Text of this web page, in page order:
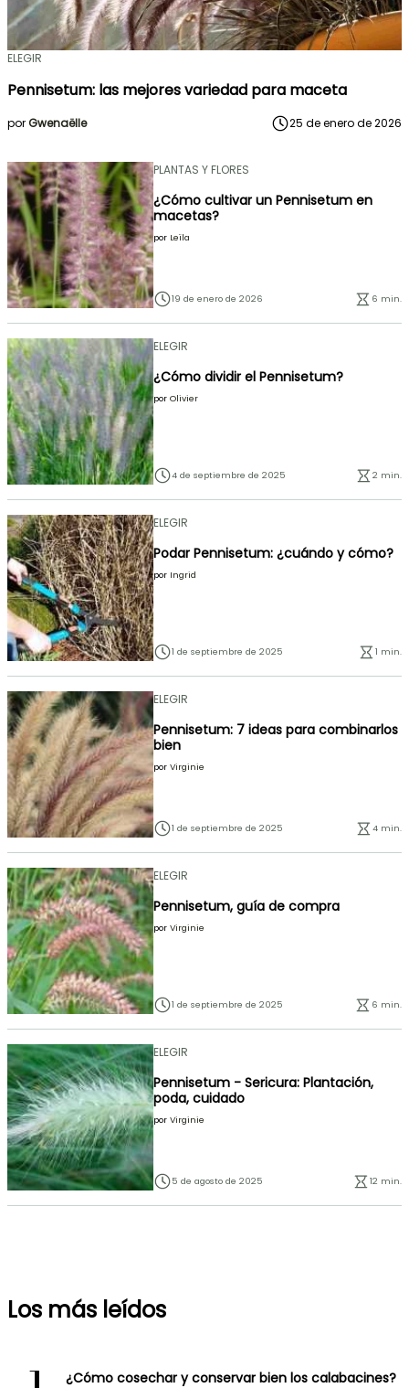
ELEGIR
Pennisetum: las mejores variedad para maceta
porGwenaëlle 25 de enero de 2026
PLANTAS Y FLORES
¿Cómo cultivar un Pennisetum en
macetas?
por Leïla
19 de enero de 2026 6 min.
ELEGIR
¿Cómo dividir el Pennisetum?
por Olivier
4 de septiembre de 2025 2 min.
ELEGIR
Podar Pennisetum: ¿cuándo y cómo?
por Ingrid
1 de septiembre de 2025 1 min.
ELEGIR
Pennisetum: 7 ideas para combinarlos
bien
por Virginie
1 de septiembre de 2025 4 min.
ELEGIR
Pennisetum, guía de compra
por Virginie
1 de septiembre de 2025 6 min.
ELEGIR
Pennisetum - Sericura: Plantación,
poda, cuidado
por Virginie
5 de agosto de 2025 12 min.
Los más leídos
¿Cómo cosechar y conservar bien los calabacines?